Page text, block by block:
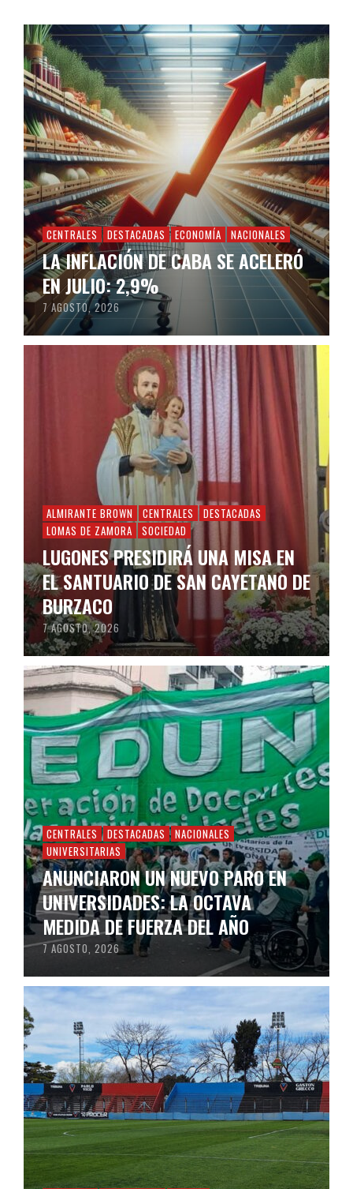
CENTRALES DESTACADAS ECONOMÍA NACIONALES
LA INFLACIÓN DE CABA SE ACELERÓ
EN JULIO: 2,9%
7 AGOSTO, 2026
ALMIRANTE BROWN CENTRALES
DESTACADAS
LOMAS DE ZAMORA
SOCIEDAD
LUGONES PRESIDIRÁ UNA MISA EN
EL SANTUARIO DE SAN CAYETANO DE
BURZACO
7 AGOSTO, 2026
CENTRALES DESTACADAS
NACIONALES
UNIVERSITARIAS
ANUNCIARON UN NUEVO PARO EN
UNIVERSIDADES: LA OCTAVA
MEDIDA DE FUERZA DEL AÑO
7 AGOSTO, 2026